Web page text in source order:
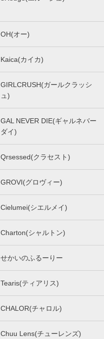
OH(オー)
Kaica(カイカ)
GIRLCRUSH(ガールクラッシ
ュ)
GAL NEVER DIE(ギャルネバー
ダイ)
Qrsessed(クラセスト)
GROVI(グロヴィー)
Cielumei(シエルメイ)
Charton(シャルトン)
せかいのふるーりー
Tearis(ティアリス)
CHALOR(チャロル)
Chuu Lens(チューレンズ)